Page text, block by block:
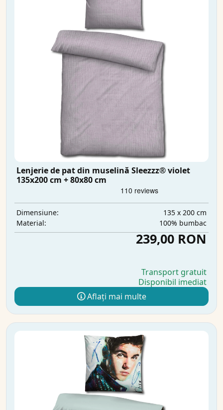
Lenjerie de pat din muselină Sleezzz® violet
135x200 cm + 80x80 cm
Dimensiune:
135 x 200 cm
Material:
100% bumbac
239,00 RON
Transport gratuit
Disponibil imediat
Aflați mai multe